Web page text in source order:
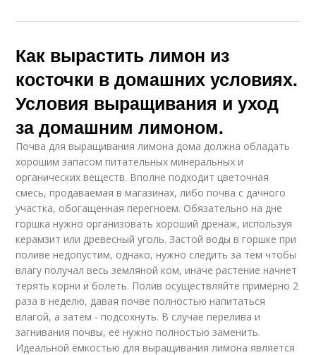
Как вырастить лимон из
косточки в домашних условиях.
Условия выращивания и уход
за домашним лимоном.
Почва для выращивания лимона дома должна обладать
хорошим запасом питательных минеральных и
органических веществ. Вполне подходит цветочная
смесь, продаваемая в магазинах, либо почва с дачного
участка, обогащенная перегноем. Обязательно на дне
горшка нужно организовать хороший дренаж, используя
керамзит или древесный уголь. Застой воды в горшке при
поливе недопустим, однако, нужно следить за тем чтобы
влагу получал весь земляной ком, иначе растение начнет
терять корни и болеть. Полив осуществляйте примерно 2
раза в неделю, давая почве полностью напитаться
влагой, а затем - подсохнуть. В случае перелива и
загнивания почвы, её нужно полностью заменить.
Идеальной ёмкостью для выращивания лимона является